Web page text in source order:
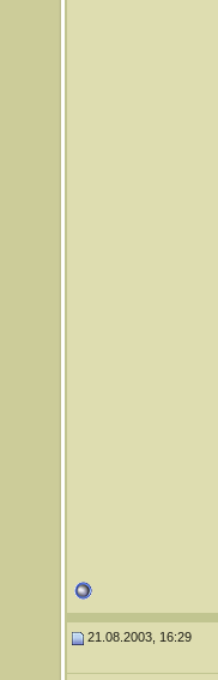
21.08.2003, 16:29